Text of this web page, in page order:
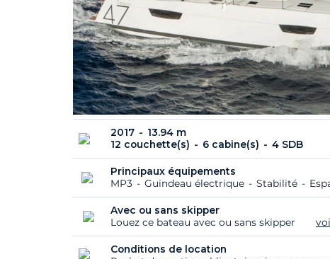
2017
13.94 m
12 couchette(s)
6 cabine(s) 4 SDB
Principaux équipements
MP3
Guindeau électrique Stabilité
Avec ou sans skipper
Louez ce bateau avec ou sans skipper
Conditions de location